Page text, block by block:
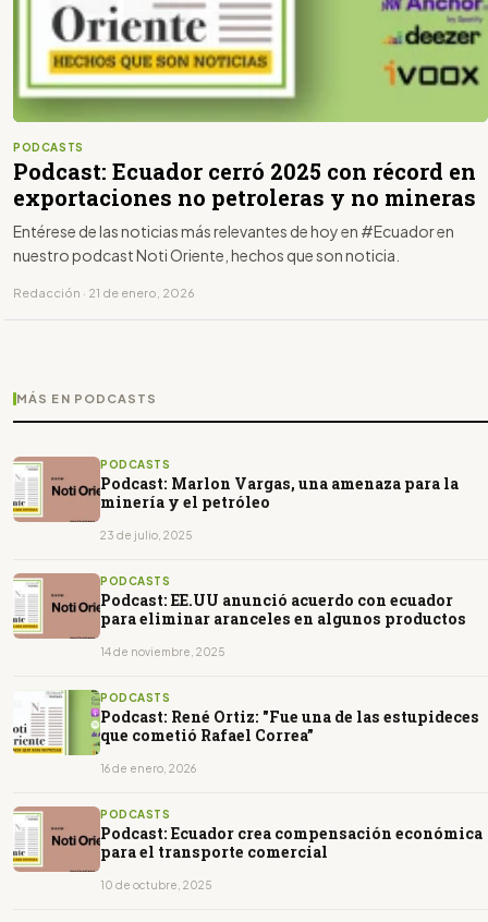
PODCASTS
Podcast: Ecuador cerró 2025 con récord en
exportaciones no petroleras y no mineras
Entérese de las noticias más relevantes de hoy en #Ecuador en
nuestro podcast Noti Oriente, hechos que son noticia.
Redacción · 21 de enero, 2026
MÁS EN PODCASTS
PODCASTS
Podcast: Marlon Vargas, una amenaza para la
minería y el petróleo
23 de julio, 2025
PODCASTS
Podcast: EE.UU anunció acuerdo con ecuador
para eliminar aranceles en algunos productos
14 de noviembre, 2025
PODCASTS
Podcast: René Ortiz: "Fue una de las estupideces
que cometió Rafael Correa”
16 de enero, 2026
PODCASTS
Podcast: Ecuador crea compensación económica
para el transporte comercial
10 de octubre, 2025